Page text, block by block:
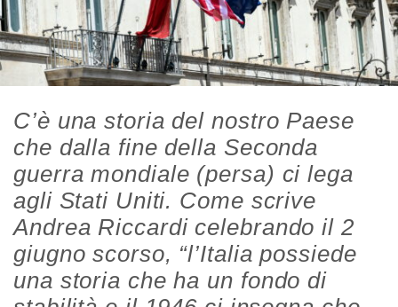
C’è una storia del nostro Paese
che dalla fine della Seconda
guerra mondiale (persa) ci lega
agli Stati Uniti. Come scrive
Andrea Riccardi celebrando il 2
giugno scorso, “l’Italia possiede
una storia che ha un fondo di